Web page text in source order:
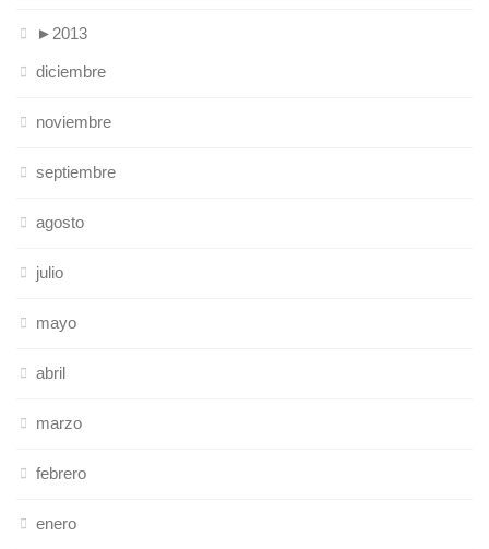
► 2013
diciembre
noviembre
septiembre
agosto
julio
mayo
abril
marzo
febrero
enero